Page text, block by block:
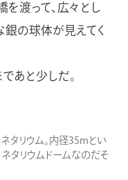
を渡って、広々とし
の球体が見えてく
であと少しだ。
タリウム。内径35mとい
タリウムドームなのだそ